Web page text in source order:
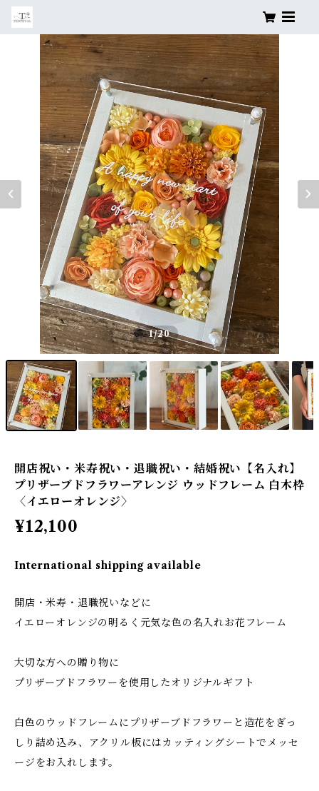
1/20
開店祝い・米寿祝い・退職祝い・結婚祝い【名入れ】
プリザーブドフラワーアレンジ ウッドフレーム 白木枠
〈イエローオレンジ〉
¥12,100
International shipping available
開店・米寿・退職祝いなどに
イエローオレンジの明るく元気な色の名入れお花フレーム
大切な方への贈り物に
プリザーブドフラワーを使用したオリジナルギフト
白色のウッドフレームにプリザーブドフラワーと造花をぎっ
しり詰め込み、アクリル板にはカッティングシートでメッセ
ージをお入れします。